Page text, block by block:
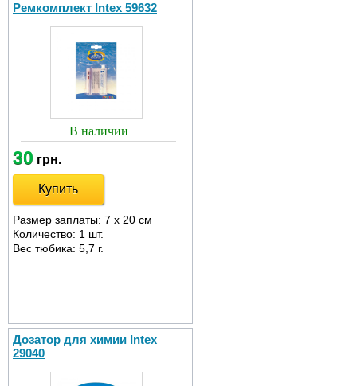
Ремкомплект Intex 59632
В наличии
30 грн.
Купить
Размер заплаты: 7 x 20 см
Количество: 1 шт.
Вес тюбика: 5,7 г.
Дозатор для химии Intex
29040